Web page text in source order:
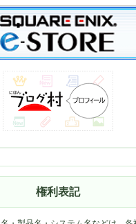
権利表記